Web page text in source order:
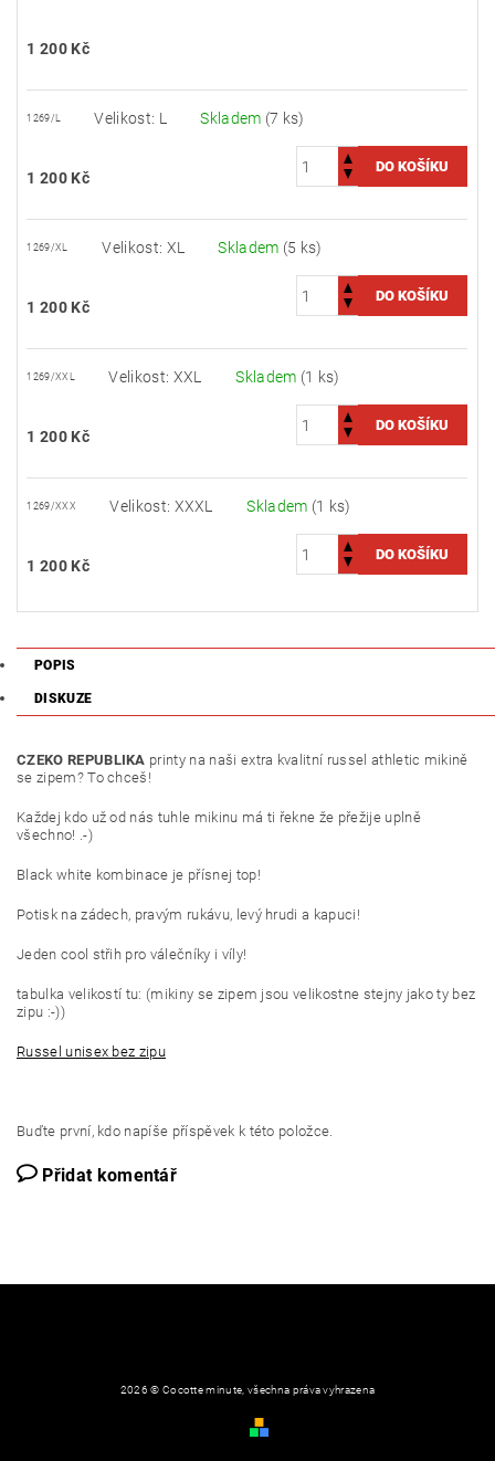
1 200 Kč
1269/L Velikost: L Skladem (7 ks)
1 200 Kč
1269/XL Velikost: XL Skladem (5 ks)
1 200 Kč
1269/XXL Velikost: XXL Skladem (1 ks)
1 200 Kč
1269/XXX Velikost: XXXL Skladem (1 ks)
1 200 Kč
POPIS
DISKUZE
CZEKO REPUBLIKA printy na naši extra kvalitní russel athletic mikině
se zipem? To chceš!
Každej kdo už od nás tuhle mikinu má ti řekne že přežije uplně
všechno! .-)
Black white kombinace je přísnej top!
Potisk na zádech, pravým rukávu, levý hrudi a kapuci!
Jeden cool střih pro válečníky i víly!
tabulka velikostí tu: (mikiny se zipem jsou velikostne stejny jako ty bez
zipu :-))
Russel unisex bez zipu
Buďte první, kdo napíše příspěvek k této položce.
Přidat komentář
2026 © Cocotte minute, všechna práva vyhrazena